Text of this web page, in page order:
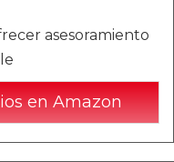
asesoramiento
en Amazon